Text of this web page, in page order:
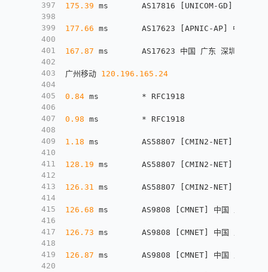
397
398
399
400
401
402
403
404
405
406
407
408
409
410
411
412
413
414
415
416
417
418
419
420
175.39 ms       AS17816 [ UNICOM-GD ]
177.66 ms       AS17623 [APNIC-AP] 中国 广
167.87 ms       AS17623 中国 广东 深圳 宝安
广州移动 120.196 .165 .24
0.84 ms         * RFC1918
0.98 ms         * RFC1918
1.18 ms         AS58807 [ CMIN2-NET]
128.19 ms       AS58807 [ CMIN2-NET]
126.31 ms       AS58807 [ CMIN2-NET]
126.68 ms       AS9808 [ CMNET] 中国 上海
126.73 ms       AS9808 [ CMNET] 中国 上海
126.87 ms       AS9808 [ CMNET] 中国 上海